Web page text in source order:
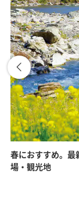
春におすすめ。最
場・観光地